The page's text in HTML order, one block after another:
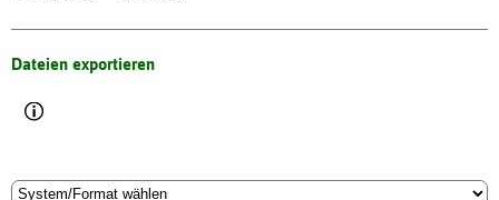
Dateien exportieren